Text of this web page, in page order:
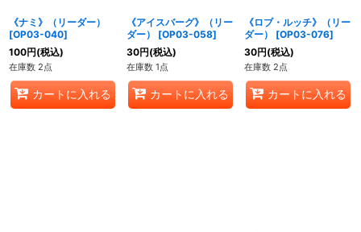
《ナミ》（リーダー）
[OP03-040]
100円(税込)
在庫数 2点
カートに入れる
《アイスバーグ》（リー
ダー）
[OP03-058]
30円(税込)
在庫数 1点
カートに入れる
《ロブ・ルッチ》（リー
ダー）
[OP03-076]
30円(税込)
在庫数 2点
カートに入れる